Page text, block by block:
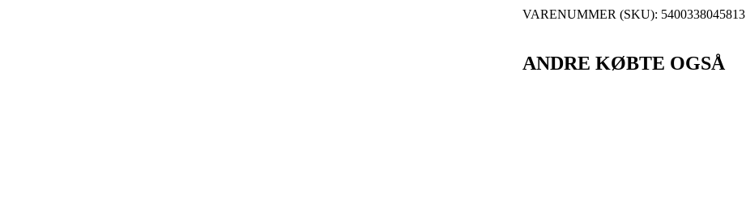
VARENUMMER (SKU): 5400338045813
ANDRE KØBTE OGSÅ